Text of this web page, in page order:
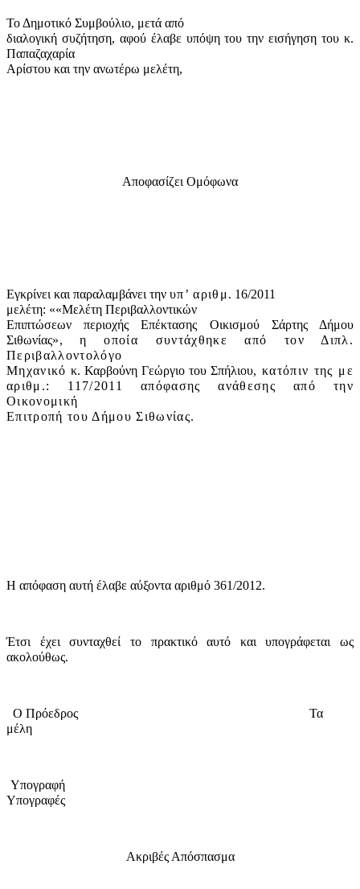
Το Δημοτικό Συμβούλιο, μετά από
διαλογική συζήτηση, αφού έλαβε υπόψη του την εισήγηση του κ.
Παπαζαχαρία
Αρίστου και την ανωτέρω μελέτη,
Αποφασίζει Ομόφωνα
Εγκρίνει και παραλαμβάνει την υπ’ αριθμ . 16/2011
μελέτη: ««Μελέτη Περιβαλλοντικών
Επιπτώσεων περιοχής Επέκτασης Οικισμού Σάρτης Δήμου
Σιθωνίας», η οποία συντάχθηκε από τον Διπλ.
Περιβαλλοντολόγο
Μηχανικό κ. Καρβούνη Γεώργιο του Σπήλιου, κατόπιν της με
αριθμ.: 117/2011 απόφασης ανάθεσης από την
Οικονομική
Επιτροπή του Δήμου Σιθωνίας.
Η απόφαση αυτή έλαβε αύξοντα αριθμό 361/2012.
Έτσι έχει συνταχθεί το πρακτικό αυτό και υπογράφεται ως
ακολούθως.
Ο Πρόεδρος
Τα
μέλη
Υπογραφή
Υπογραφές
Ακριβές Απόσπασμα